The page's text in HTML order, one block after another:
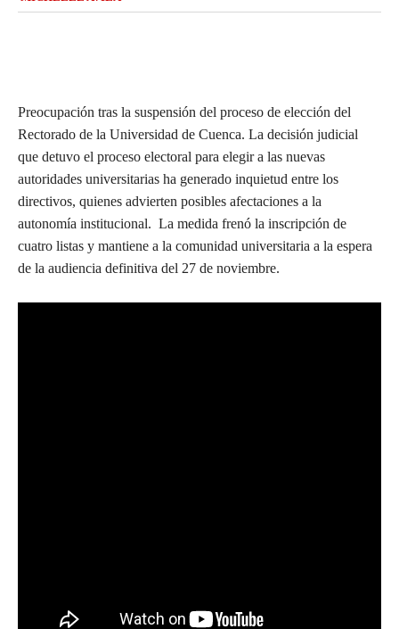
Preocupación tras la suspensión del proceso de elección del
Rectorado de la Universidad de Cuenca. La decisión judicial
que detuvo el proceso electoral para elegir a las nuevas
autoridades universitarias ha generado inquietud entre los
directivos, quienes advierten posibles afectaciones a la
autonomía institucional. La medida frenó la inscripción de
cuatro listas y mantiene a la comunidad universitaria a la espera
de la audiencia definitiva del 27 de noviembre.